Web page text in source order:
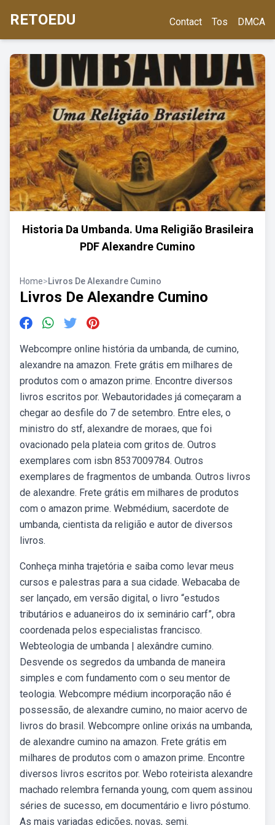
RETOEDU Contact Tos DMCA
Historia Da Umbanda. Uma Religião Brasileira
PDF Alexandre Cumino
Home>Livros De Alexandre Cumino
Livros De Alexandre Cumino
Webcompre online história da umbanda, de cumino,
alexandre na amazon. Frete grátis em milhares de
produtos com o amazon prime. Encontre diversos
livros escritos por. Webautoridades já começaram a
chegar ao desfile do 7 de setembro. Entre eles, o
ministro do stf, alexandre de moraes, que foi
ovacionado pela plateia com gritos de. Outros
exemplares com isbn 8537009784. Outros
exemplares de fragmentos de umbanda. Outros livros
de alexandre. Frete grátis em milhares de produtos
com o amazon prime. Webmédium, sacerdote de
umbanda, cientista da religião e autor de diversos
livros.
Conheça minha trajetória e saiba como levar meus
cursos e palestras para a sua cidade. Webacaba de
ser lançado, em versão digital, o livro “estudos
tributários e aduaneiros do ix seminário carf”, obra
coordenada pelos especialistas francisco.
Webteologia de umbanda | alexândre cumino.
Desvende os segredos da umbanda de maneira
simples e com fundamento com o seu mentor de
teologia. Webcompre médium incorporação não é
possessão, de alexandre cumino, no maior acervo de
livros do brasil. Webcompre online orixás na umbanda,
de alexandre cumino na amazon. Frete grátis em
milhares de produtos com o amazon prime. Encontre
diversos livros escritos por. Webo roteirista alexandre
machado relembra fernanda young, com quem assinou
séries de sucesso, em documentário e livro póstumo.
As mais variadas edições, novas, semi.